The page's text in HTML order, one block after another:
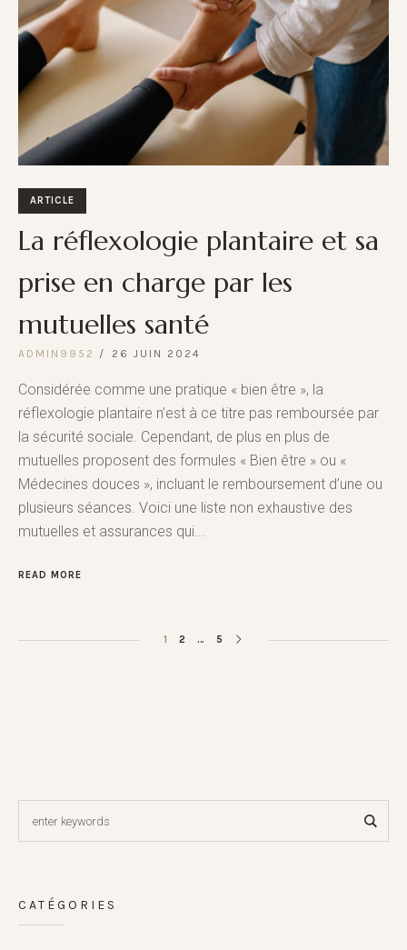
ARTICLE
La réflexologie plantaire et sa
prise en charge par les
mutuelles santé
ADMIN9952 26 JUIN 2024
Considérée comme une pratique « bien être », la
réflexologie plantaire n’est à ce titre pas remboursée par
la sécurité sociale. Cependant, de plus en plus de
mutuelles proposent des formules « Bien être » ou «
Médecines douces », incluant le remboursement d’une ou
plusieurs séances. Voici une liste non exhaustive des
mutuelles et assurances qui...
READ MORE
1 2 … 5
CATÉGORIES